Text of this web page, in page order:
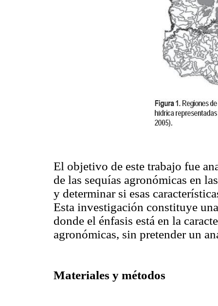
El objetivo de este trabajo fue
de las sequías agronómicas en
y determinar si esas
Esta investigación constituye
donde el énfasis está en la
agronómicas, sin pretender un
Materiales y métodos